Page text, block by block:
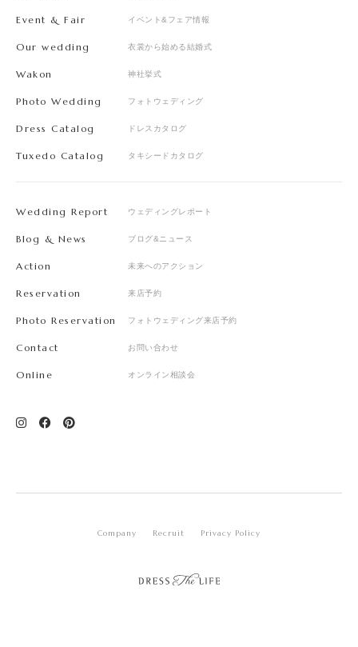
Event & Fair イベント&フェア情報
Our wedding 衣裳から始める結婚式
Wakon 神社挙式
Photo Wedding フォトウェディング
Dress Catalog ドレスカタログ
Tuxedo Catalog タキシードカタログ
Wedding Report ウェディングレポート
Blog & News ブログ&ニュース
Action 未来へのアクション
Reservation 来店予約
Photo Reservation フォトウェディング来店予約
Contact お問い合わせ
Online オンライン相談会
Company Recruit Privacy Policy